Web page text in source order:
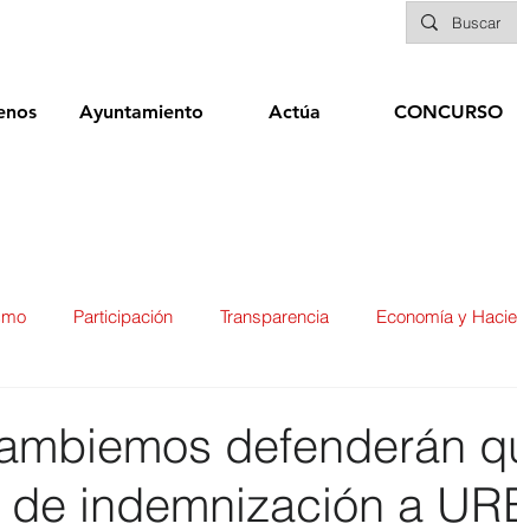
Ayuntamiento Actúa CONCURSO
Participación Transparencia Economía y
Sanidad Patrimonio POLÍTICA
defenderán
indemnización a